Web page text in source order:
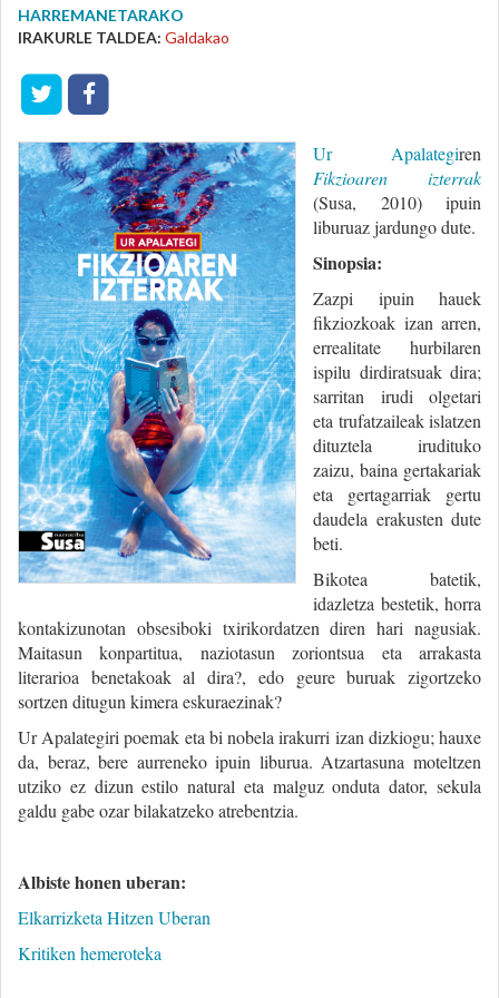
HARREMANETARAKO
IRAKURLE TALDEA: Galdakao
Ur Apalategiren
Fikzioaren izterrak
(Susa, 2010) ipuin
liburuaz jardungo dute.
Sinopsia:
Zazpi ipuin hauek
fikziozkoak izan arren,
errealitate hurbilaren
ispilu dirdiratsuak dira;
sarritan irudi olgetari
eta trufatzaileak islatzen
dituztela irudituko
zaizu, baina gertakariak
eta gertagarriak gertu
daudela erakusten dute
beti.
Bikotea batetik,
idazletza bestetik, horra
kontakizunotan obsesiboki txirikordatzen diren hari nagusiak.
Maitasun konpartitua, naziotasun zoriontsua eta arrakasta
literarioa benetakoak al dira?, edo geure buruak zigortzeko
sortzen ditugun kimera eskuraezinak?
Ur Apalategiri poemak eta bi nobela irakurri izan dizkiogu; hauxe
da, beraz, bere aurreneko ipuin liburua. Atzartasuna moteltzen
utziko ez dizun estilo natural eta malguz onduta dator, sekula
galdu gabe ozar bilakatzeko atrebentzia.
Albiste honen uberan:
Elkarrizketa Hitzen Uberan
Kritiken hemeroteka